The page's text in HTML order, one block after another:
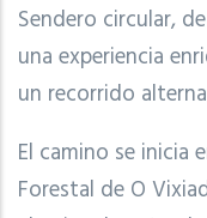
Sendero circular,
una experiencia
un recorrido
El camino se inicia
Forestal de O